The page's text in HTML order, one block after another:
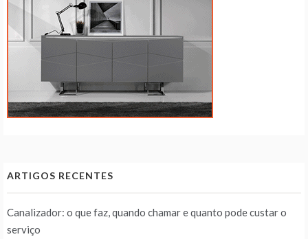
ARTIGOS RECENTES
Canalizador: o que faz, quando chamar e quanto pode custar o
serviço